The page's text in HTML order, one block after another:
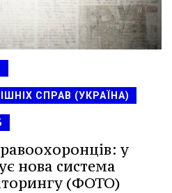
СПРАВ (УКРАЇНА)
у
нова система
(ФОТО)